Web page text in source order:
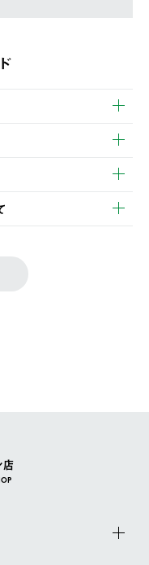
ます。
品を発送いたします。
以降のご注文は週明け
ご負担とさせていただ
商品を再注文してくだ
ージ内 購入履歴画面に
店